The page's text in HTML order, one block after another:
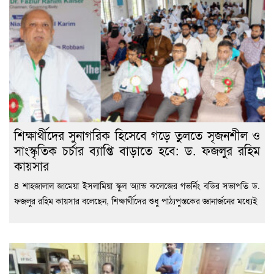
শিক্ষার্থীদের সুনাগরিক হিসেবে গড়ে তুলতে সৃজনশীল ও
সাংস্কৃতিক চর্চার ব্যাপ্তি বাড়াতে হবে: ড. ফজলুর রহিম
কায়সার
8 শাহজালাল জামেয়া ইসলামিয়া স্কুল অ্যান্ড কলেজের গভর্নিং বডির সভাপতি ড.
ফজলুর রহিম কায়সার বলেছেন, শিক্ষার্থীদের শুধু পাঠ্যপুস্তকের জ্ঞানার্জনের মধ্যেই